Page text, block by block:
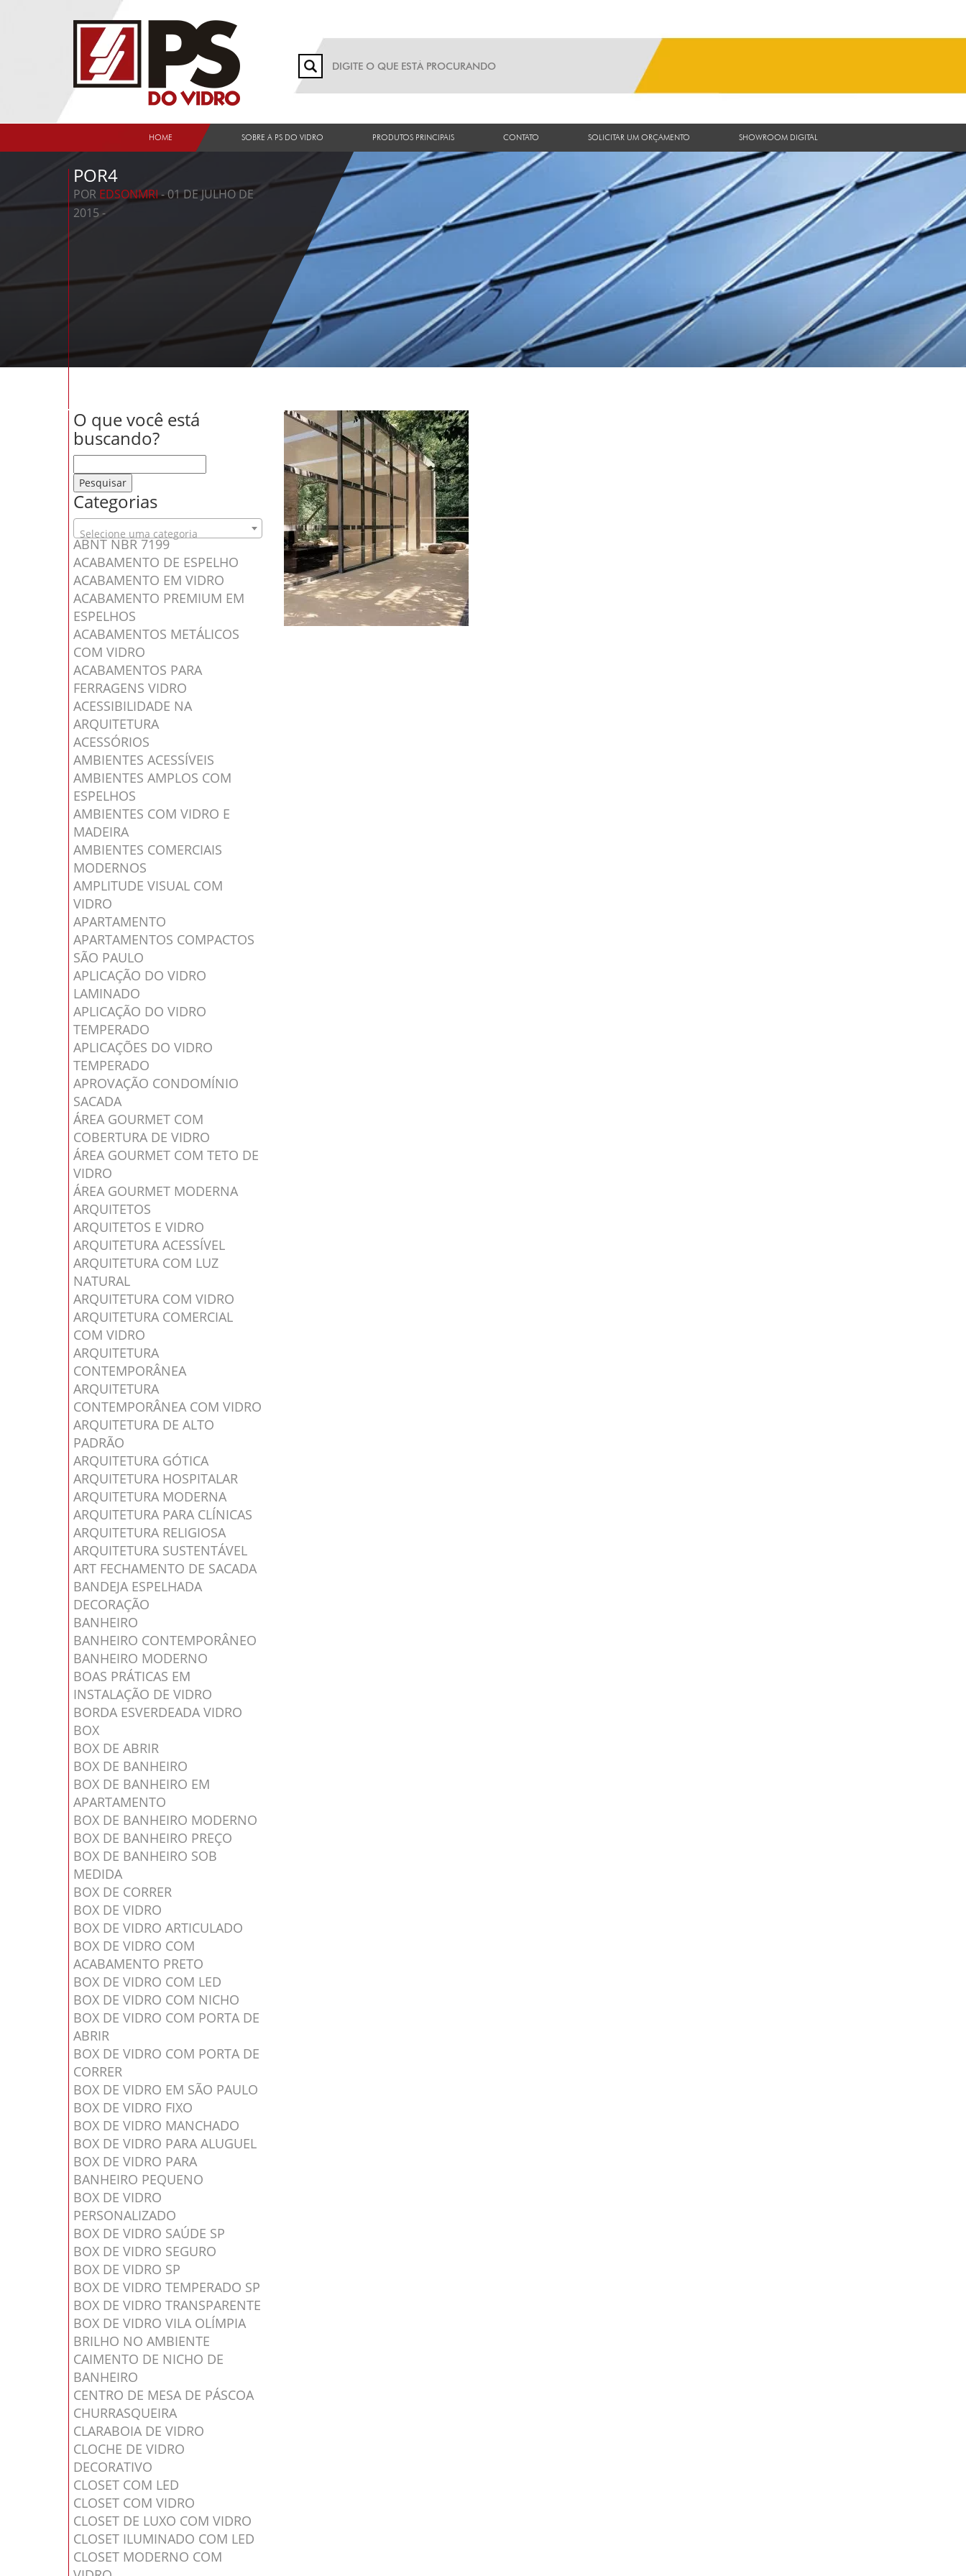
HOME SOBRE A PS DO VIDRO PRODUTOS PRINCIPAIS CONTATO SOLICITAR UM ORÇAMENTO SHOWROOM DIGITAL
POR4
POR EDSONMRI- 01 DE JULHO DE
2015 -
O que você está
buscando?
Categorias
Selecione uma categoria
ABNT NBR 7199
ACABAMENTO DE ESPELHO
ACABAMENTO EM VIDRO
ACABAMENTO PREMIUM EM
ESPELHOS
ACABAMENTOS METÁLICOS
COM VIDRO
ACABAMENTOS PARA
FERRAGENS VIDRO
ACESSIBILIDADE NA
ARQUITETURA
ACESSÓRIOS
AMBIENTES ACESSÍVEIS
AMBIENTES AMPLOS COM
ESPELHOS
AMBIENTES COM VIDRO E
MADEIRA
AMBIENTES COMERCIAIS
MODERNOS
AMPLITUDE VISUAL COM
VIDRO
APARTAMENTO
APARTAMENTOS COMPACTOS
SÃO PAULO
APLICAÇÃO DO VIDRO
LAMINADO
APLICAÇÃO DO VIDRO
TEMPERADO
APLICAÇÕES DO VIDRO
TEMPERADO
APROVAÇÃO CONDOMÍNIO
SACADA
ÁREA GOURMET COM
COBERTURA DE VIDRO
ÁREA GOURMET COM TETO DE
VIDRO
ÁREA GOURMET MODERNA
ARQUITETOS
ARQUITETOS E VIDRO
ARQUITETURA ACESSÍVEL
ARQUITETURA COM LUZ
NATURAL
ARQUITETURA COM VIDRO
ARQUITETURA COMERCIAL
COM VIDRO
ARQUITETURA
CONTEMPORÂNEA
ARQUITETURA
CONTEMPORÂNEA COM VIDRO
ARQUITETURA DE ALTO
PADRÃO
ARQUITETURA GÓTICA
ARQUITETURA HOSPITALAR
ARQUITETURA MODERNA
ARQUITETURA PARA CLÍNICAS
ARQUITETURA RELIGIOSA
ARQUITETURA SUSTENTÁVEL
ART FECHAMENTO DE SACADA
BANDEJA ESPELHADA
DECORAÇÃO
BANHEIRO
BANHEIRO CONTEMPORÂNEO
BANHEIRO MODERNO
BOAS PRÁTICAS EM
INSTALAÇÃO DE VIDRO
BORDA ESVERDEADA VIDRO
BOX
BOX DE ABRIR
BOX DE BANHEIRO
BOX DE BANHEIRO EM
APARTAMENTO
BOX DE BANHEIRO MODERNO
BOX DE BANHEIRO PREÇO
BOX DE BANHEIRO SOB
MEDIDA
BOX DE CORRER
BOX DE VIDRO
BOX DE VIDRO ARTICULADO
BOX DE VIDRO COM
ACABAMENTO PRETO
BOX DE VIDRO COM LED
BOX DE VIDRO COM NICHO
BOX DE VIDRO COM PORTA DE
ABRIR
BOX DE VIDRO COM PORTA DE
CORRER
BOX DE VIDRO EM SÃO PAULO
BOX DE VIDRO FIXO
BOX DE VIDRO MANCHADO
BOX DE VIDRO PARA ALUGUEL
BOX DE VIDRO PARA
BANHEIRO PEQUENO
BOX DE VIDRO
PERSONALIZADO
BOX DE VIDRO SAÚDE SP
BOX DE VIDRO SEGURO
BOX DE VIDRO SP
BOX DE VIDRO TEMPERADO SP
BOX DE VIDRO TRANSPARENTE
BOX DE VIDRO VILA OLÍMPIA
BRILHO NO AMBIENTE
CAIMENTO DE NICHO DE
BANHEIRO
CENTRO DE MESA DE PÁSCOA
CHURRASQUEIRA
CLARABOIA DE VIDRO
CLOCHE DE VIDRO
DECORATIVO
CLOSET COM LED
CLOSET COM VIDRO
CLOSET DE LUXO COM VIDRO
CLOSET ILUMINADO COM LED
CLOSET MODERNO COM